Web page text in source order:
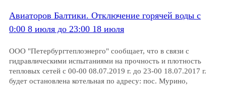
Авиаторов Балтики. Отключение горячей воды с
0:00 8 июля до 23:00 18 июля
ООО "Петербургтеплоэнерго" сообщает, что в связи с
гидравлическими испытаниями на прочность и плотность
тепловых сетей с 00-00 08.07.2019 г. до 23-00 18.07.2017 г.
будет остановлена котельная по адресу: пос. Мурино,